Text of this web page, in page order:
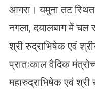
आगरा। यमुना तट स्थित
नगला, दयालबाग में चल
श्री रुद्राभिषेक एवं
प्रातःकाल वैदिक
महारुद्राभिषेक एवं